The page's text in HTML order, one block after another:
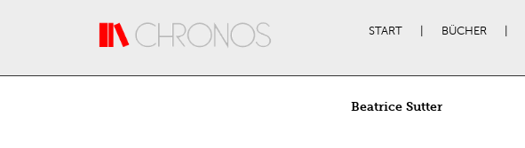
START BÜCHER
Beatrice Sutter